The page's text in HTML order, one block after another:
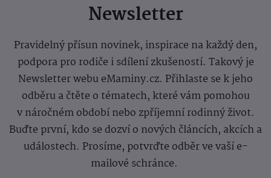
Newsletter
Pravidelný přísun novinek, inspirace na každý den,
podpora pro rodiče i sdílení zkušeností. Takový je
Newsletter webu eMaminy.cz. Přihlaste se k jeho
odběru a čtěte o tématech, které vám pomohou
v náročném období nebo zpříjemní rodinný život.
Buďte první, kdo se dozví o nových článcích, akcích a
událostech. Prosíme, potvrďte odběr ve vaší e-
mailové schránce.